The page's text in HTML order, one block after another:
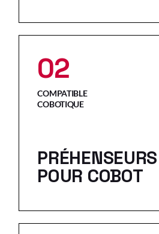
02
COMPATIBLE
COBOTIQUE
PRÉHENSEURS
POUR COBOT